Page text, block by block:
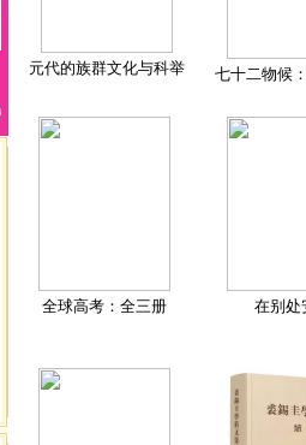
元代的族群文化与科举 七十二物候
全球高考：全三册 在别处